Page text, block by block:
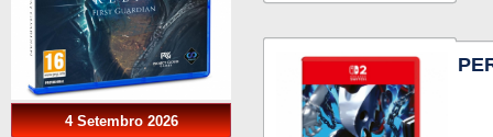
4 Setembro 2026